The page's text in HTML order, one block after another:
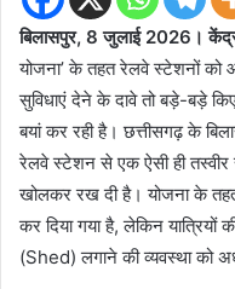
बिलासपुर, 8 जुलाई 2026।
योजना’ के तहत रेलवे स्टेशनों को
सुविधाएं देने के दावे तो बड़े-बड़े
बयां कर रही है। छत्तीसगढ़ के
रेलवे स्टेशन से एक ऐसी ही
खोलकर रख दी है। योजना के
कर दिया गया है, लेकिन यात्रियों
(Shed) लगाने की व्यवस्था को